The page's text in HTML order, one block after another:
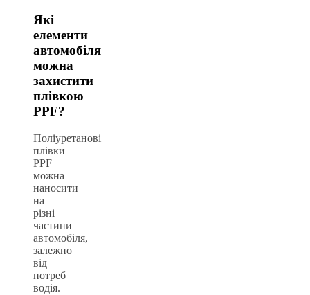
Які
елементи
автомобіля
можна
захистити
плівкою
PPF?
Поліуретанові
плівки
PPF
можна
наносити
на
різні
частини
автомобіля,
залежно
від
потреб
водія.